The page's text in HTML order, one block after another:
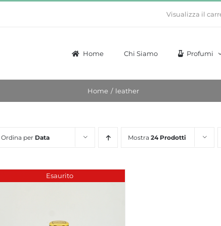
Visualizza il
Home Chi Siamo Profumi
Home leather
Ordina per Data Mostra24 Prodotti
Esaurito